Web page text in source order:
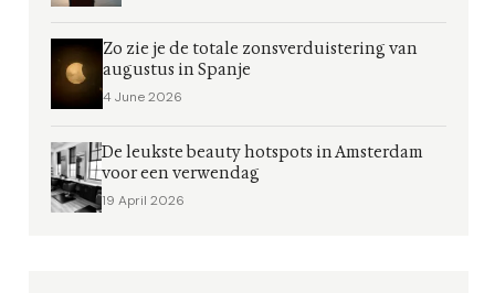
Zo zie je de totale zonsverduistering van
augustus in Spanje
4 June 2026
De leukste beauty hotspots in Amsterdam
voor een verwendag
19 April 2026